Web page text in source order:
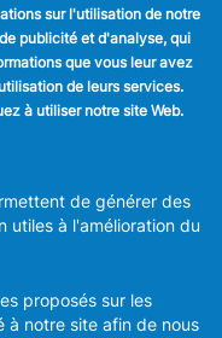
sur l'utilisation de notre
publicité et d'analyse, qui
que vous leur avez
de leurs services.
à utiliser notre site Web.
de générer des
utiles à l'amélioration du
proposés sur les
à notre site afin de nous